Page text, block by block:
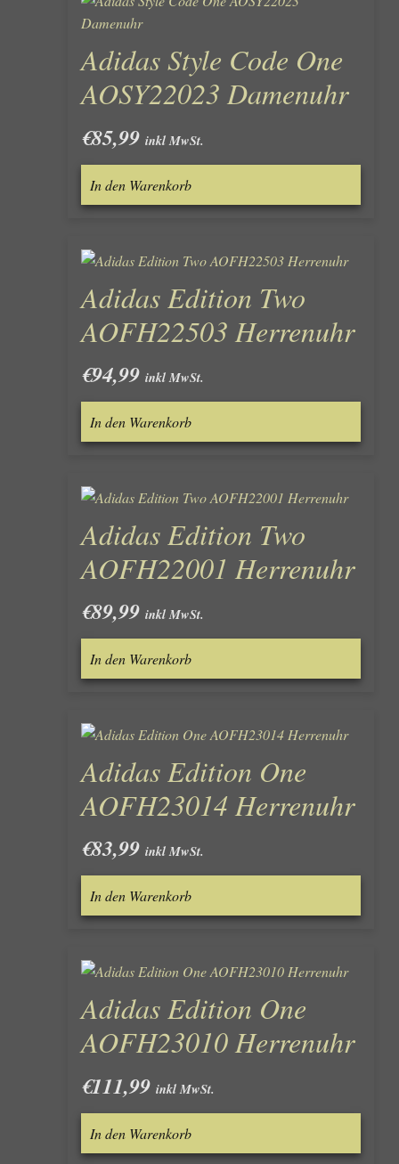
Adidas Style Code One
AOSY22023 Damenuhr
€85,99 inkl MwSt.
In den Warenkorb
Adidas Edition Two
AOFH22503 Herrenuhr
€94,99 inkl MwSt.
In den Warenkorb
Adidas Edition Two
AOFH22001 Herrenuhr
€89,99 inkl MwSt.
In den Warenkorb
Adidas Edition One
AOFH23014 Herrenuhr
€83,99 inkl MwSt.
In den Warenkorb
Adidas Edition One
AOFH23010 Herrenuhr
€111,99 inkl MwSt.
In den Warenkorb